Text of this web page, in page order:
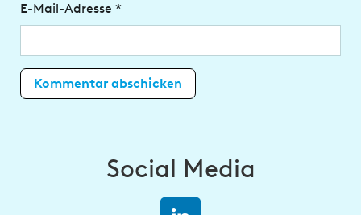
E-Mail-Adresse *
Social Media